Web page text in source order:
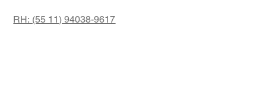
RH: (55 11) 94038-9617